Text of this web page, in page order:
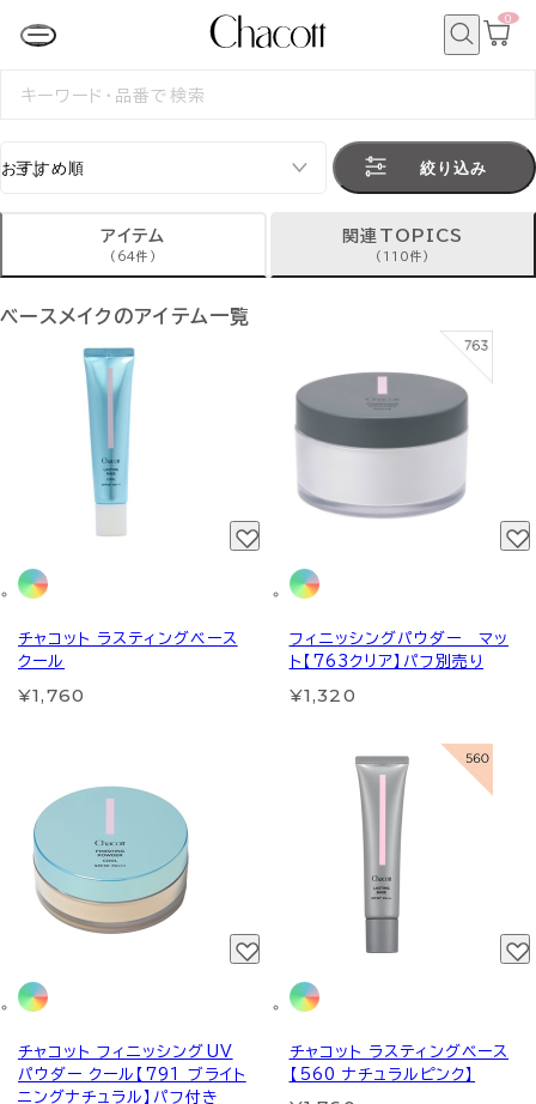
カ
0
検
絞り込み
アイテム
(64件)
関連TOPICS
(110件)
ベースメイクのアイテム一覧
チャコット ラスティングベース
クール
¥1,760
フィニッシングパウダー マッ
ト【763クリア】パフ別売り
¥1,320
チャコット フィニッシングUV
パウダー クール【791 ブライト
ニングナチュラル】パフ付き
チャコット ラスティングベース
【560 ナチュラルピンク】